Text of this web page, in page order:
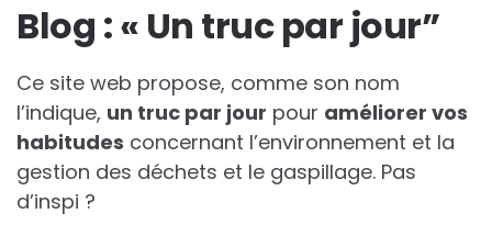
Blog : « Un truc par jour”
Ce site web propose, comme son nom
l’indique, un truc par jour pour améliorer vos
habitudes concernant l’environnement et la
gestion des déchets et le gaspillage. Pas
d’inspi ?